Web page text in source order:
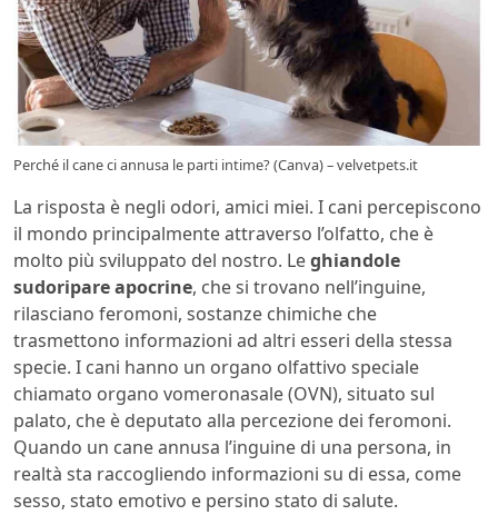
Perché il cane ci annusa le parti intime? (Canva) – velvetpets.it
La risposta è negli odori, amici miei. I cani percepiscono
il mondo principalmente attraverso l’olfatto, che è
molto più sviluppato del nostro. Leghiandole
sudoripare apocrine, che si trovano nell’inguine,
rilasciano feromoni, sostanze chimiche che
trasmettono informazioni ad altri esseri della stessa
specie. I cani hanno un organo olfattivo speciale
chiamato organo vomeronasale (OVN), situato sul
palato, che è deputato alla percezione dei feromoni.
Quando un cane annusa l’inguine di una persona, in
realtà sta raccogliendo informazioni su di essa, come
sesso, stato emotivo e persino stato di salute.